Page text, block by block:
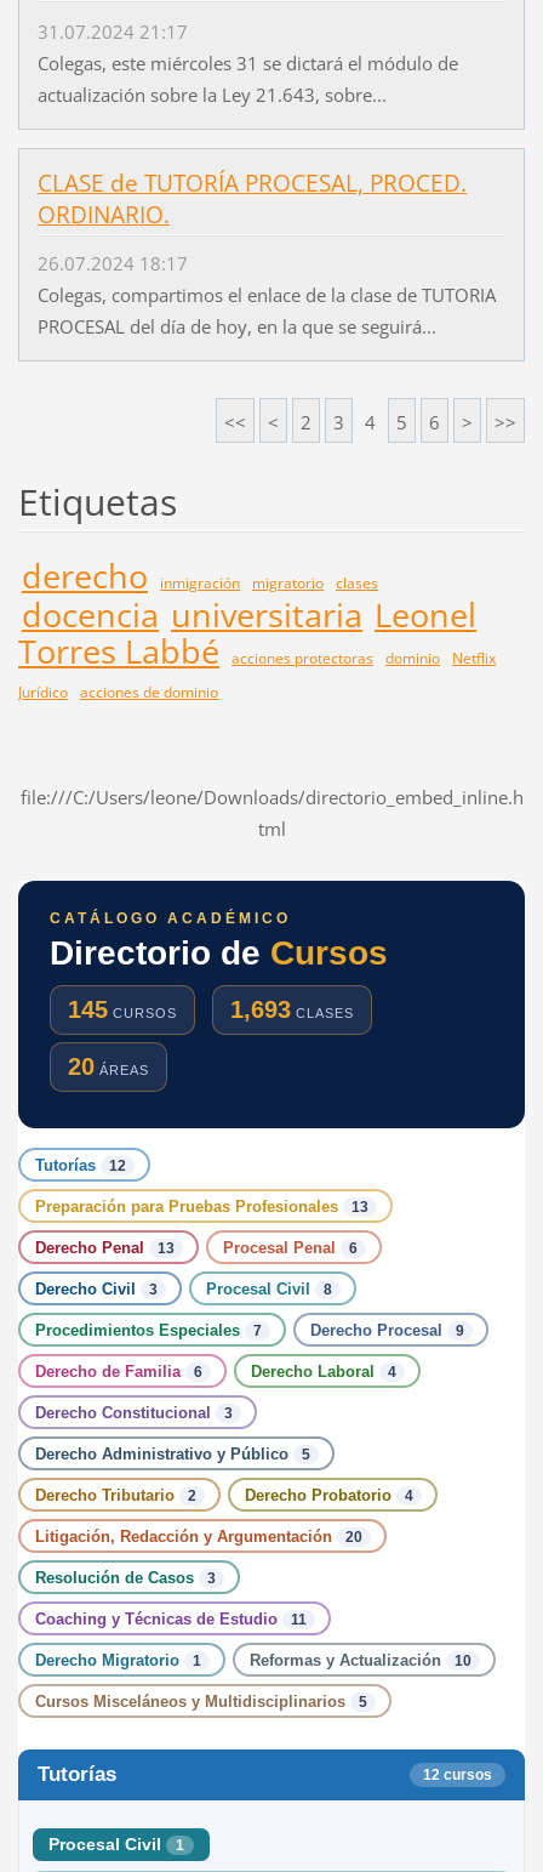
31.07.2024 21:17
Colegas, este miércoles 31 se dictará el módulo de
actualización sobre la Ley 21.643, sobre...
CLASE de TUTORÍA PROCESAL, PROCED.
ORDINARIO.
26.07.2024 18:17
Colegas, compartimos el enlace de la clase de TUTORIA
PROCESAL del día de hoy, en la que se seguirá...
<< < 2 3 4 5 6 > >>
Etiquetas
derecho inmigración migratorio clases
docencia universitaria Leonel
Torres Labbé
acciones protectoras dominio
Netflix
Jurídico acciones de dominio
file:///C:/Users/leone/Downloads/directorio_embed_inline.h
tml